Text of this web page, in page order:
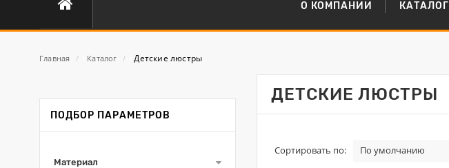
О КОМПАНИИ КАТАЛОГ
Главная / Каталог / Детские люстры
ДЕТСКИЕ ЛЮСТРЫ
Сортировать по: По умолчанию
ПОДБОР ПАРАМЕТРОВ
Материал